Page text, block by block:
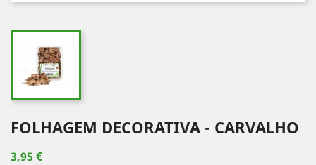
FOLHAGEM DECORATIVA - CARVALHO
3,95 €